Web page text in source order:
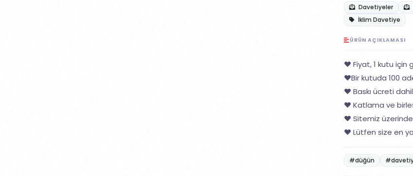
Davetiyeler
İklim Davetiye
ÜRÜN AÇIKLAMASI
❤️ Fiyat, 1 kutu için
❤️Bir kutuda 100
❤️ Baskı ücreti
❤️ Katlama ve
❤️ Sitemiz
❤️ Lütfen size en
#düğün